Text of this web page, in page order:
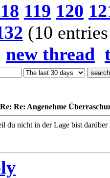
119 120
(10
new thread
Re: Re: Angenehme
du nicht in der Lage bist darüber